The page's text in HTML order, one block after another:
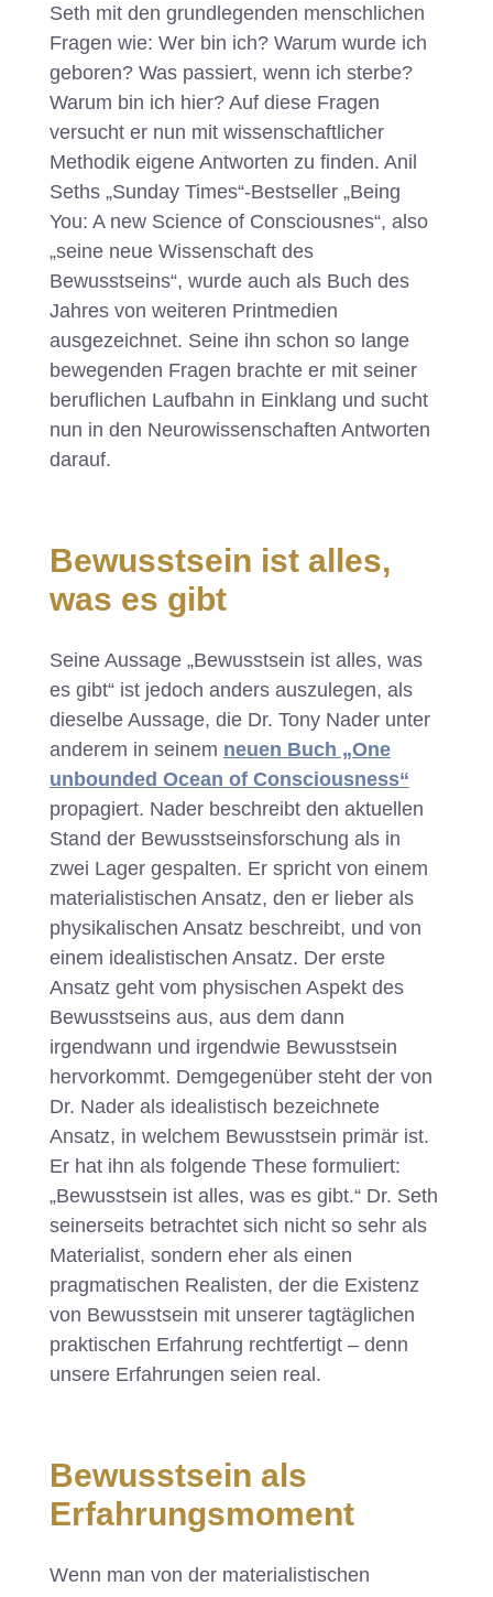
Seth mit den grundlegenden menschlichen
Fragen wie: Wer bin ich? Warum wurde ich
geboren? Was passiert, wenn ich sterbe?
Warum bin ich hier? Auf diese Fragen
versucht er nun mit wissenschaftlicher
Methodik eigene Antworten zu finden. Anil
Seths „Sunday Times“-Bestseller „Being
You: A new Science of Consciousnes“, also
„seine neue Wissenschaft des
Bewusstseins“, wurde auch als Buch des
Jahres von weiteren Printmedien
ausgezeichnet. Seine ihn schon so lange
bewegenden Fragen brachte er mit seiner
beruflichen Laufbahn in Einklang und sucht
nun in den Neurowissenschaften Antworten
darauf.
Bewusstsein ist alles,
was es gibt
​Seine Aussage „Bewusstsein ist alles, was
es gibt“ ist jedoch anders auszulegen, als
dieselbe Aussage, die Dr. Tony Nader unter
anderem in seinem neuen Buch „One
unbounded Ocean of Consciousness“
propagiert. Nader beschreibt den aktuellen
Stand der Bewusstseinsforschung als in
zwei Lager gespalten. Er spricht von einem
materialistischen Ansatz, den er lieber als
physikalischen Ansatz beschreibt, und von
einem idealistischen Ansatz. Der erste
Ansatz geht vom physischen Aspekt des
Bewusstseins aus, aus dem dann
irgendwann und irgendwie Bewusstsein
hervorkommt. Demgegenüber steht der von
Dr. Nader als idealistisch bezeichnete
Ansatz, in welchem Bewusstsein primär ist.
Er hat ihn als folgende These formuliert:
„Bewusstsein ist alles, was es gibt.“ Dr. Seth
seinerseits betrachtet sich nicht so sehr als
Materialist, sondern eher als einen
pragmatischen Realisten, der die Existenz
von Bewusstsein mit unserer tagtäglichen
praktischen Erfahrung rechtfertigt – denn
unsere Erfahrungen seien real.
Bewusstsein als
Erfahrungsmoment
​Wenn man von der materialistischen